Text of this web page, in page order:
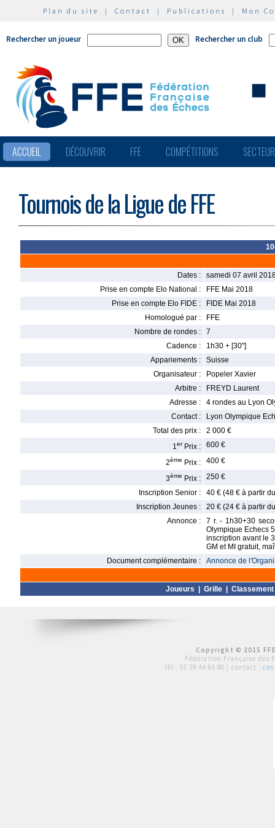
Plan du site | Contact | Publications | Mon
Rechercher un joueur Rechercher un club
ACCUEIL DÉCOUVRIR FFE COMPÉTITIONS
Tournois de la Ligue de FFE
Dates :
samedi 07 avril
Prise en compte Elo National :
FFE Mai 2018
Prise en compte Elo FIDE :
FIDE Mai 2018
Homologué par :
FFE
Nombre de rondes :
7
Cadence :
1h30 + [30'']
Appariements :
Suisse
Organisateur :
Popeler Xavier
Arbitre :
FREYD Laurent
Adresse :
4 rondes au Lyon
Contact :
Lyon Olympique
Total des prix :
2 000 €
1er Prix : 600 €
2ème Prix : 400 €
3ème Prix :
250 €
Inscription Senior :
40 € (48 € à partir
Inscription Jeunes :
20 € (24 € à partir
Annonce :
7 r. - 1h30+30
Olympique Echecs
inscription avant le
GM et MI gratuit,
Document complémentaire :
Annonce de
Joueurs Grille Classement
Copyright © 2015
Fédération Française des
tél : 01 39 44 65 80 | contact :